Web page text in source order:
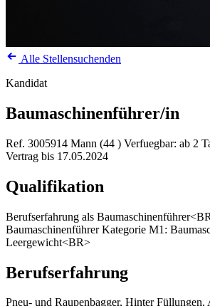
Alle Stellensuchenden
Kandidat
Baumaschinenführer/in
Ref. 3005914 Mann (44 ) Verfuegbar: ab 2
Vertrag bis 17.05.2024
Qualifikation
Berufserfahrung als
Baumaschinenführer Kategorie M1:
Leergewicht<BR>
Berufserfahrung
Pneu- und Raupenbagger, Hinter Füllungen,